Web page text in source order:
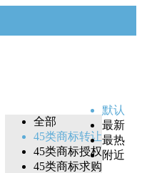
全部
45类商标转让
45类商标授权
45类商标求购
默认
最新
最热
附近